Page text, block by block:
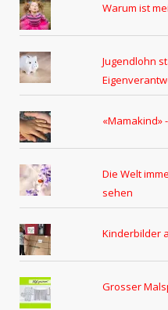
Warum ist
Jugendlohn
«Mamakind»
Die Welt
sehen
Kinderbilder
Grosser